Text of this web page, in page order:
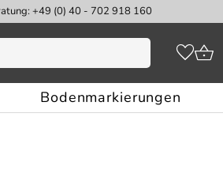
+49 (0) 40 - 702 918 160
Bodenmarkierungen